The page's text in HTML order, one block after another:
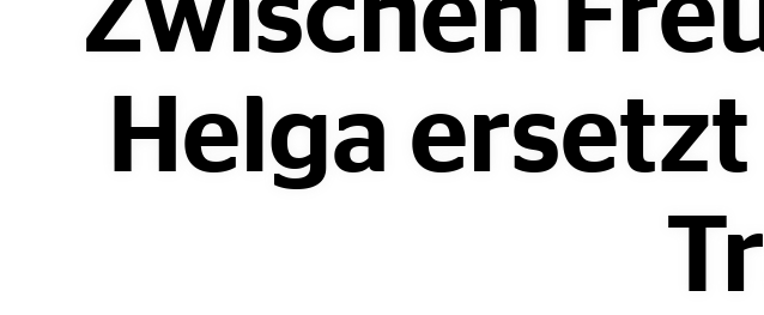
Helga